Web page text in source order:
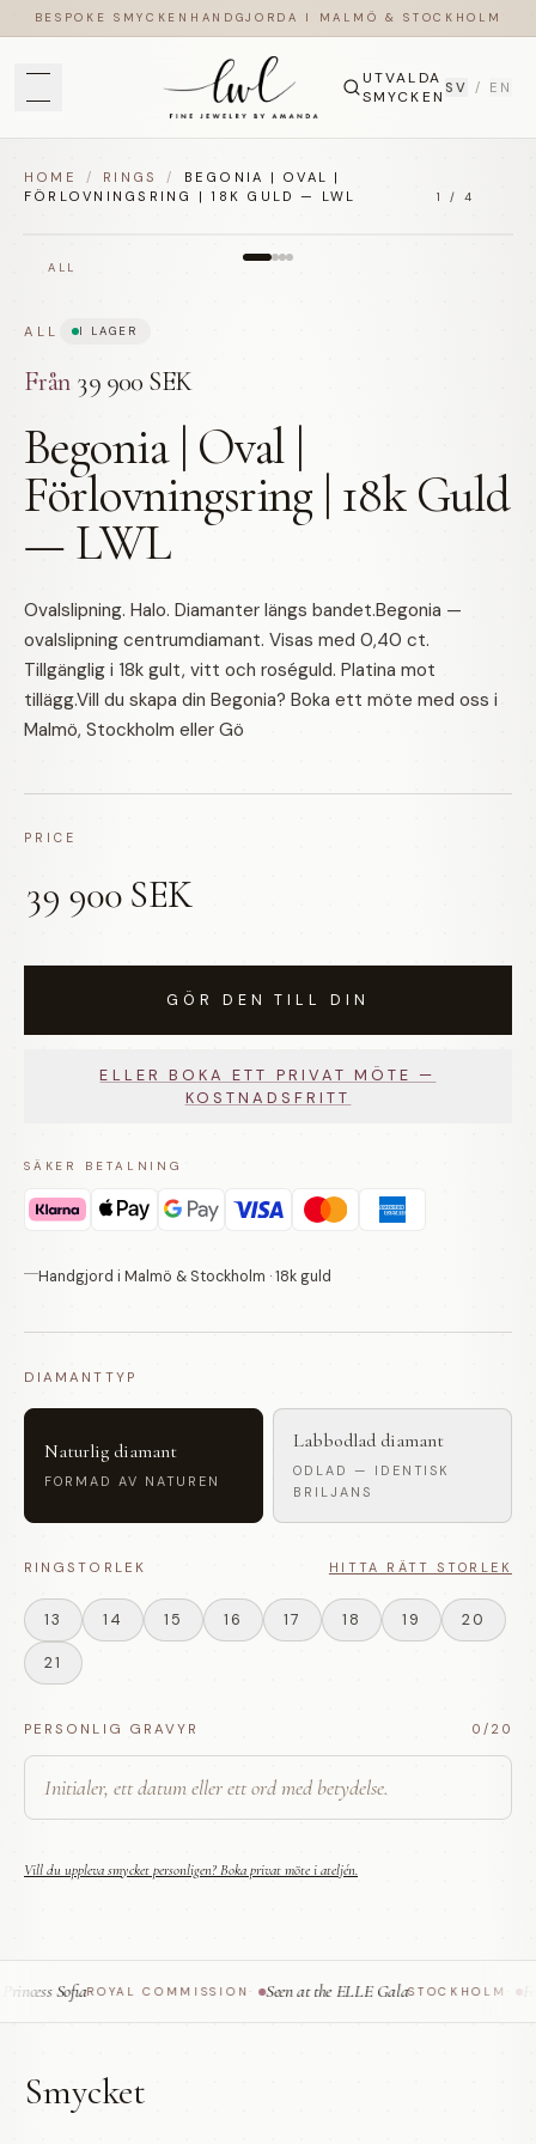
BESPOKE SMYCKEN HANDGJORDA I MALMÖ & STOCKHOLM
UTVALDA
SMYCKEN SV / EN
HOME / RINGS /
BEGONIA | OVAL |
FÖRLOVNINGSRING | 18K GULD — LWL
ALL
1 / 4
ALL I LAGER
Från 39 900 SEK
Begonia | Oval |
Förlovningsring | 18k Guld
— LWL
Ovalslipning. Halo. Diamanter längs bandet.Begonia —
ovalslipning centrumdiamant. Visas med 0,40 ct.
Tillgänglig i 18k gult, vitt och roséguld. Platina mot
tillägg.Vill du skapa din Begonia? Boka ett möte med oss i
Malmö, Stockholm eller Gö
PRICE
39 900 SEK
GÖR DEN TILL DIN
ELLER BOKA ETT PRIVAT MÖTE —
KOSTNADSFRITT
SÄKER BETALNING
Handgjord i Malmö & Stockholm · 18k guld
DIAMANTTYP
Naturlig diamant
FORMAD AV NATUREN
Labbodlad diamant
ODLAD — IDENTISK
BRILJANS
RINGSTORLEK HITTA RÄTT STORLEK
13 14 15 16 17 18 19 20
21
PERSONLIG GRAVYR 0 /20
Vill du uppleva smycket personligen? Boka privat möte i ateljén.
SofiaROYAL COMMISSION· Seen at the ELLE GalaSTOCKHOLM ·
Smycket